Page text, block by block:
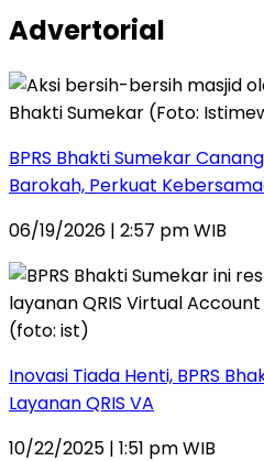
Advertorial
BPRS Bhakti Sumekar
Barokah, Perkuat
06/19/2026 | 2:57 pm WIB
Inovasi Tiada Henti, BPRS
Layanan QRIS VA
10/22/2025 | 1:51 pm WIB